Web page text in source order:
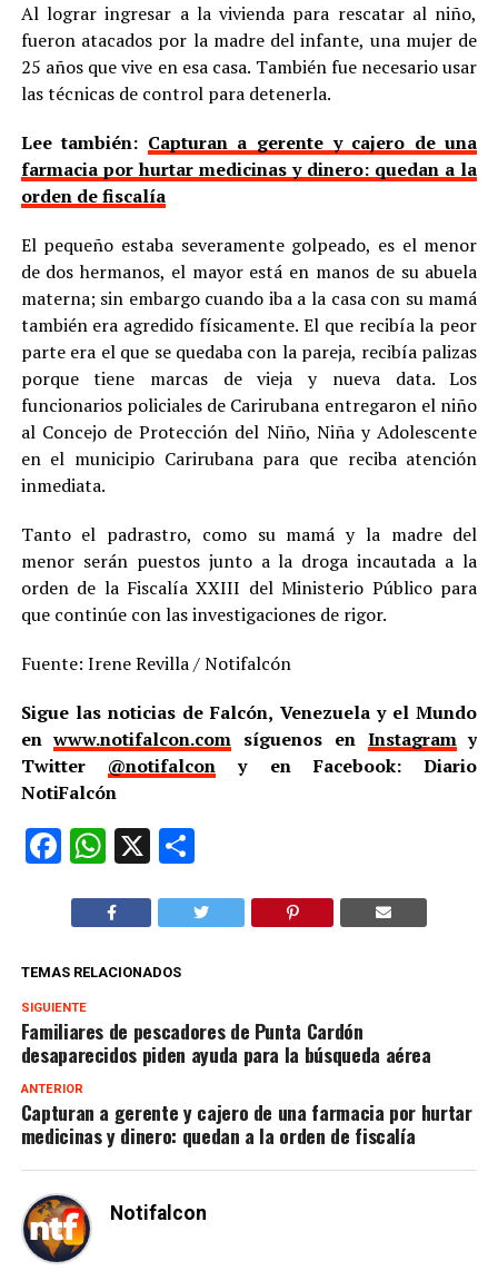
Al lograr ingresar a la vivienda para rescatar al niño,
fueron atacados por la madre del infante, una mujer de
25 años que vive en esa casa. También fue necesario usar
las técnicas de control para detenerla.
Lee también: Capturan a gerente y cajero de una
farmacia por hurtar medicinas y dinero: quedan a la
orden de fiscalía
El pequeño estaba severamente golpeado, es el menor
de dos hermanos, el mayor está en manos de su abuela
materna; sin embargo cuando iba a la casa con su mamá
también era agredido físicamente. El que recibía la peor
parte era el que se quedaba con la pareja, recibía palizas
porque tiene marcas de vieja y nueva data. Los
funcionarios policiales de Carirubana entregaron el niño
al Concejo de Protección del Niño, Niña y Adolescente
en el municipio Carirubana para que reciba atención
inmediata.
Tanto el padrastro, como su mamá y la madre del
menor serán puestos junto a la droga incautada a la
orden de la Fiscalía XXIII del Ministerio Público para
que continúe con las investigaciones de rigor.
Fuente: Irene Revilla / Notifalcón
Sigue las noticias de Falcón, Venezuela y el Mundo
enwww.notifalcon.com síguenos en Instagramy
Twitter @notifalcon y en Facebook: Diario
NotiFalcón
Facebook
WhatsApp
X Compartir
TEMAS RELACIONADOS
SIGUIENTE
Familiares de pescadores de Punta Cardón
desaparecidos piden ayuda para la búsqueda aérea
ANTERIOR
Capturan a gerente y cajero de una farmacia por hurtar
medicinas y dinero: quedan a la orden de fiscalía
Notifalcon